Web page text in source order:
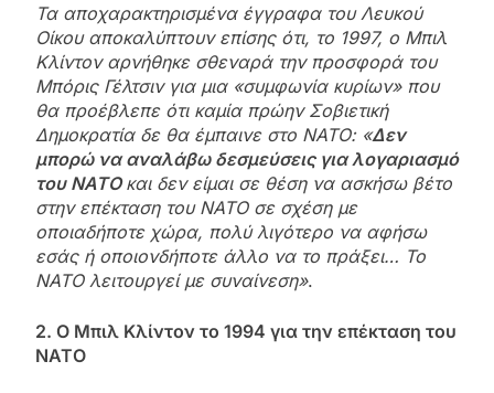
Τα αποχαρακτηρισμένα έγγραφα του Λευκού
Οίκου αποκαλύπτουν επίσης ότι, το 1997, ο Μπιλ
Κλίντον αρνήθηκε σθεναρά την προσφορά του
Μπόρις Γέλτσιν για μια «συμφωνία κυρίων» που
θα προέβλεπε ότι καμία πρώην Σοβιετική
Δημοκρατία δε θα έμπαινε στο ΝΑΤΟ: «Δεν
μπορώ να αναλάβω δεσμεύσεις για λογαριασμό
του ΝΑΤΟκαι δεν είμαι σε θέση να ασκήσω βέτο
στην επέκταση του ΝΑΤΟ σε σχέση με
οποιαδήποτε χώρα, πολύ λιγότερο να αφήσω
εσάς ή οποιονδήποτε άλλο να το πράξει… Το
ΝΑΤΟ λειτουργεί με συναίνεση».
2. Ο Μπιλ Κλίντον το 1994 για την επέκταση του
ΝΑΤΟ